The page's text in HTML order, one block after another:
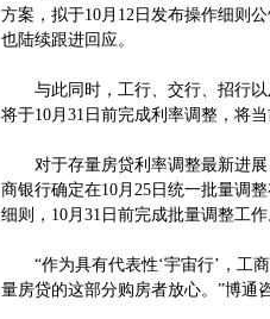
方案，拟于10月12日发布操作细则
也陆续跟进回应。
与此同时，工行、交行、招行以
将于10月31日前完成利率调整，将
对于存量房贷利率调整最新进展
商银行确定在10月25日统一批量调
细则，10月31日前完成批量调整工
“作为具有代表性‘宇宙行’，工商
量房贷的这部分购房者放心。”博通